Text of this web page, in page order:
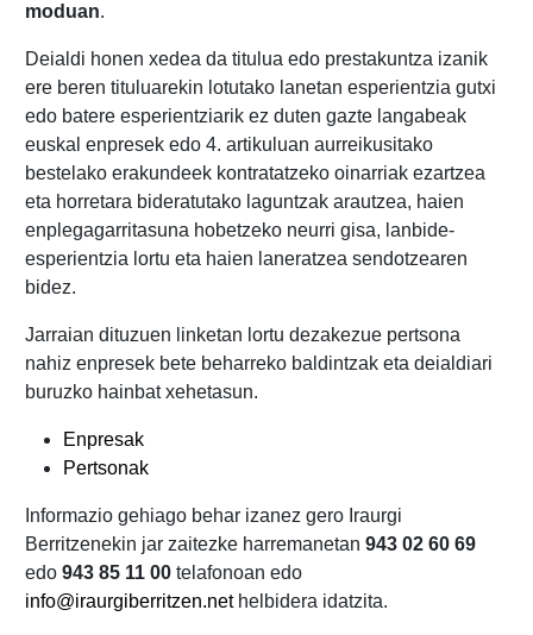
moduan.
Deialdi honen xedea da titulua edo prestakuntza izanik
ere beren tituluarekin lotutako lanetan esperientzia gutxi
edo batere esperientziarik ez duten gazte langabeak
euskal enpresek edo 4. artikuluan aurreikusitako
bestelako erakundeek kontratatzeko oinarriak ezartzea
eta horretara bideratutako laguntzak arautzea, haien
enplegagarritasuna hobetzeko neurri gisa, lanbide-
esperientzia lortu eta haien laneratzea sendotzearen
bidez.
Jarraian dituzuen linketan lortu dezakezue pertsona
nahiz enpresek bete beharreko baldintzak eta deialdiari
buruzko hainbat xehetasun.
Enpresak
Pertsonak
Informazio gehiago behar izanez gero Iraurgi
Berritzenekin jar zaitezke harremanetan 943 02 60 69
edo 943 85 11 00telafonoan edo
info@iraurgiberritzen.nethelbidera idatzita.